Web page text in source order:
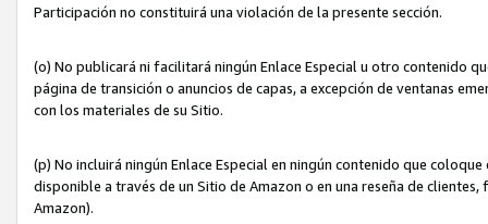
Participación no constituirá una violación de la presente sección.
(o) No publicará ni facilitará ningún Enlace Especial u otro contenido
página de transición o anuncios de capas, a excepción de ventanas
con los materiales de su Sitio.
(p) No incluirá ningún Enlace Especial en ningún contenido que
disponible a través de un Sitio de Amazon o en una reseña de
Amazon).